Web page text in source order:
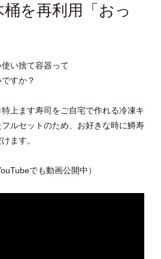
を再利用「おっ
い捨て容器って
すか？
上ます寿司をご自宅で作れる冷凍キ
ルセットのため、お好きな時に鱒寿
ます。
でも動画公開中）